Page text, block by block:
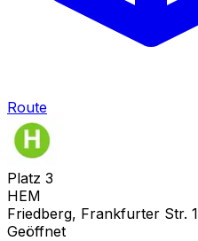
Route
Platz 3
HEM
Friedberg, Frankfurter Str. 1
Geöffnet